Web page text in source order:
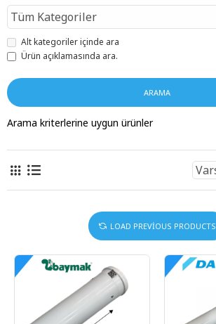
Alt kategoriler içinde ara
Ürün açıklamasında ara.
ARAMA
Arama kriterlerine uygun ürünler
LOAD PREVIOUS PRODUCTS